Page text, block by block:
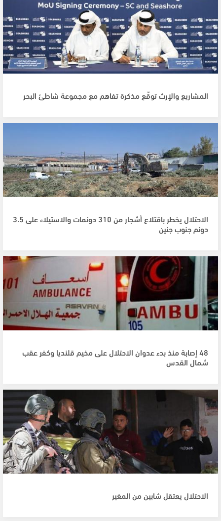
المشاريع والإرث توقّع مذكرة تفاهم مع مجموعة شاطئ البحر
الاحتلال يخطر باقتلاع أشجار من 310 دونمات والاستيلاء على 3.5
دونم جنوب جنين
48 إصابة منذ بدء عدوان الاحتلال على مخيم قلنديا وكفر عقب
شمال القدس
الاحتلال يعتقل شابين من المغير